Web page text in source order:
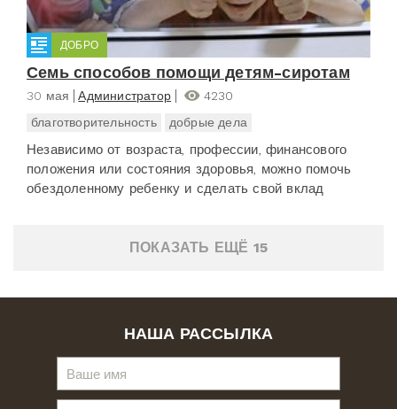
ДОБРО
Семь способов помощи детям-сиротам
30 мая Администратор
4230
благотворительность
добрые дела
Независимо от возраста, профессии, финансового
положения или состояния здоровья, можно помочь
обездоленному ребенку и сделать свой вклад
ПОКАЗАТЬ ЕЩЁ 15
НАША РАССЫЛКА